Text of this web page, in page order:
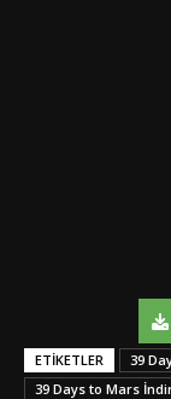
ETIKETLER
39
39 Days to Mars